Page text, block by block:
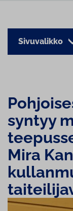
Sivuvalikko
syntyy
Mira